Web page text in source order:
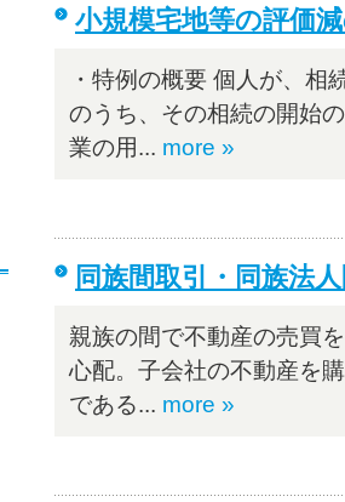
小規模宅地等の評価
・特例の概要 個人が、相
のうち、その相続の開始
業の用... more »
同族間取引・同族法
親族の間で不動産の売買
心配。子会社の不動産を
である... more »